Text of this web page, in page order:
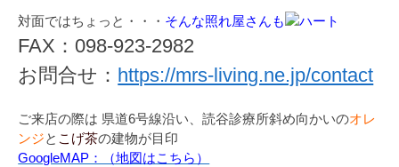
対面ではちょっと・・・ そんな照れ屋さんも
FAX：098-923-2982
お問合せ： https://mrs-living.ne.jp/contact
ご来店の際は 県道6号線沿い、読谷診療所斜め向かいのオレ
ンジと こげ茶の建物が目印
GoogleMAP：（地図はこちら）